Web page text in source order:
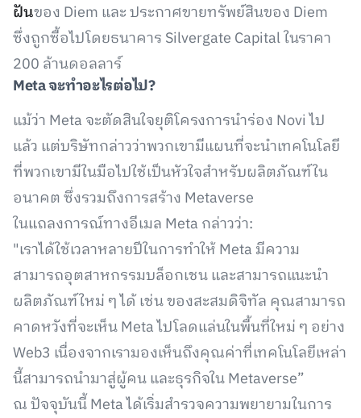
ฝันของ Diem และ ประกาศขายทรัพย์สินของ Diem
ซึ่งถูกซื้อไปโดยธนาคาร Silvergate Capital ในราคา
200 ล้านดอลลาร์
Metaจะทำอะไรต่อไป?
แม้ว่า Meta จะตัดสินใจยุติโครงการนำร่อง Novi ไป
แล้ว แต่บริษัทกล่าวว่าพวกเขามีแผนที่จะนำเทคโนโลยี
ที่พวกเขามีในมือไปใช้เป็นหัวใจสำหรับผลิตภัณฑ์ใน
อนาคต ซึ่งรวมถึงการสร้าง Metaverse
ในแถลงการณ์ทางอีเมล Meta กล่าวว่า:
"เราได้ใช้เวลาหลายปีในการทำให้ Meta มีความ
สามารถอุตสาหกรรมบล็อกเชน และสามารถแนะนำ
ผลิตภัณฑ์ใหม่ ๆ ได้ เช่น ของสะสมดิจิทัล คุณสามารถ
คาดหวังที่จะเห็น Meta ไปโลดแล่นในพื้นที่ใหม่ ๆ อย่าง
Web3 เนื่องจากเรามองเห็นถึงคุณค่าที่เทคโนโลยีเหล่า
นี้สามารถนำมาสู่ผู้คน และธุรกิจใน Metaverse”
ณ ปัจจุบันนี้ Meta ได้เริ่มสำรวจความพยายามในการ